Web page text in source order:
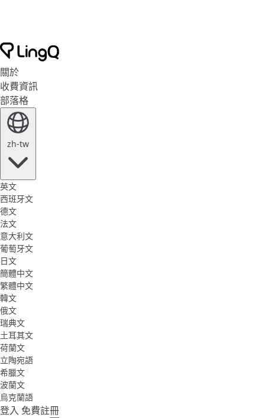
關於
收費資訊
部落格
zh-tw
英文
西班牙文
德文
法文
意大利文
葡萄牙文
日文
簡體中文
繁體中文
韓文
俄文
瑞典文
土耳其文
荷蘭文
立陶宛語
希臘文
波蘭文
烏克蘭語
登入 免費註冊